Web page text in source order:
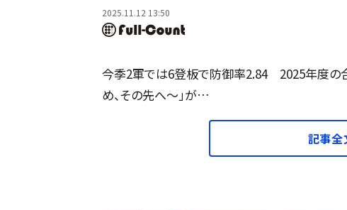
2025.11.12 13:50
今季2軍では6登板で防御率2.84 2025年度の合
め、その先へ～」が…
記事全